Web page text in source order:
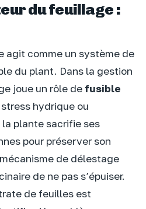
du feuillage :
agit comme un système de
du plant. Dans la gestion
joue un rôle de fusible
hydrique ou
plante sacrifie ses
pour préserver son
de délestage
de ne pas s’épuiser.
de feuilles est